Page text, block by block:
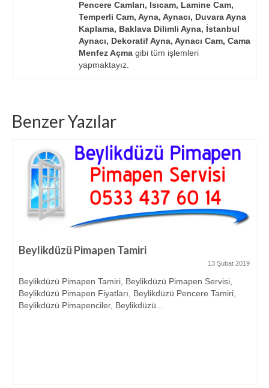
Pencere Camları, Isıcam, Lamine Cam,
Temperli Cam, Ayna, Aynacı, Duvara Ayna
Kaplama, Baklava Dilimli Ayna, İstanbul
Aynacı, Dekoratif Ayna, Aynacı Cam, Cama
Menfez Açma gibi tüm işlemleri
yapmaktayız.
Benzer Yazılar
Beylikdüzü Pimapen Tamiri
13 Şubat 2019
Beylikdüzü Pimapen Tamiri, Beylikdüzü Pimapen Servisi,
Beylikdüzü Pimapen Fiyatları, Beylikdüzü Pencere Tamiri,
Beylikdüzü Pimapenciler, Beylikdüzü...